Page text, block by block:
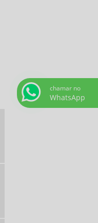
chamar no
WhatsApp